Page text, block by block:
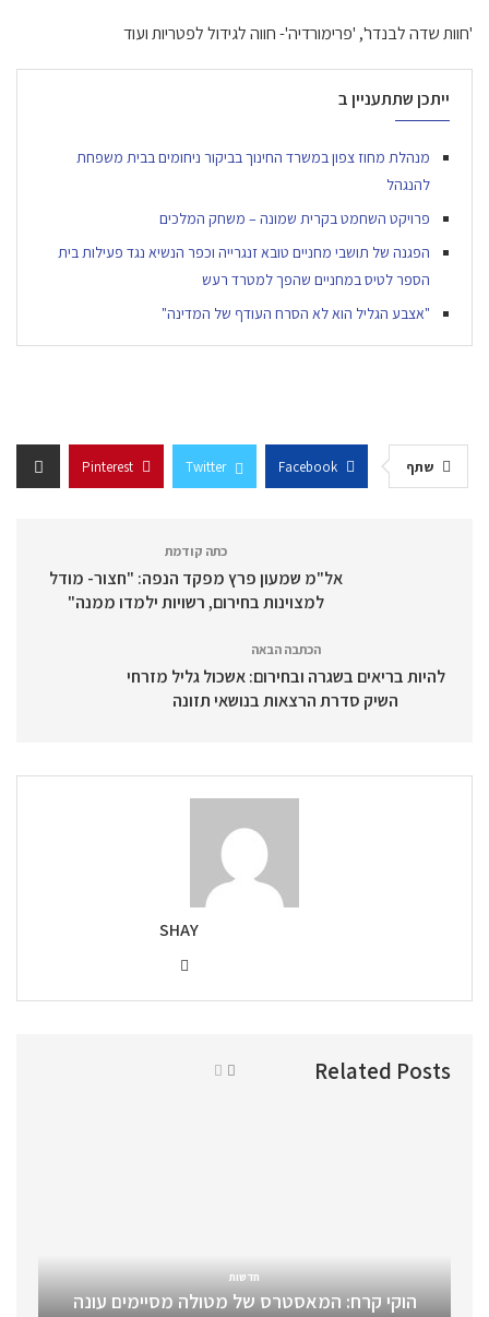
'חוות שדה לבנדר', 'פרימורדיה'- חווה לגידול לפטריות ועוד
ייתכן שתתעניין ב
מנהלת מחוז צפון במשרד החינוך בביקור ניחומים בבית משפחת
להנגהל
פרויקט השחמט בקרית שמונה – משחק המלכים
הפגנה של תושבי מחניים טובא זנגרייה וכפר הנשיא נגד פעילות בית
הספר לטיס במחניים שהפך למטרד רעש
"אצבע הגליל הוא לא הסרח העודף של המדינה"
שתף Facebook
Twitter
Pinterest
כתה קודמת
אל"מ שמעון פרץ מפקד הנפה: "חצור- מודל
למצוינות בחירום, רשויות ילמדו ממנה"
הכתבה הבאה
להיות בריאים בשגרה ובחירום: אשכול גליל מזרחי
השיק סדרת הרצאות בנושאי תזונה
SHAY
Related Posts
חדשות
הוקי קרח: המאסטרס של מטולה מסיימים עונה